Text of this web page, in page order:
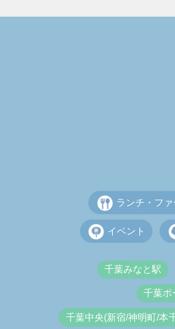
ランチ・フ
イベント
千葉みなと駅
千葉ポ
千葉中央(新宿/神明町/本